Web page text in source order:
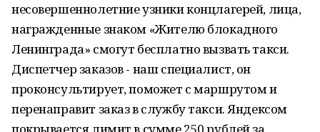
несовершеннолетние узники концлагерей, лица,
награжденные знаком «Жителю блокадного
Ленинграда» смогут бесплатно вызвать такси.
Диспетчер заказов - наш специалист, он
проконсультирует, поможет с маршрутом и
перенаправит заказ в службу такси. Яндексом